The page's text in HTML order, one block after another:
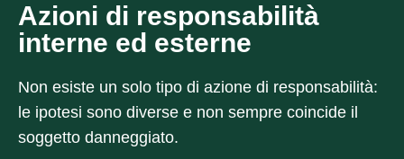
Azioni di responsabilità
interne ed esterne
Non esiste un solo tipo di azione di responsabilità:
le ipotesi sono diverse e non sempre coincide il
soggetto danneggiato.